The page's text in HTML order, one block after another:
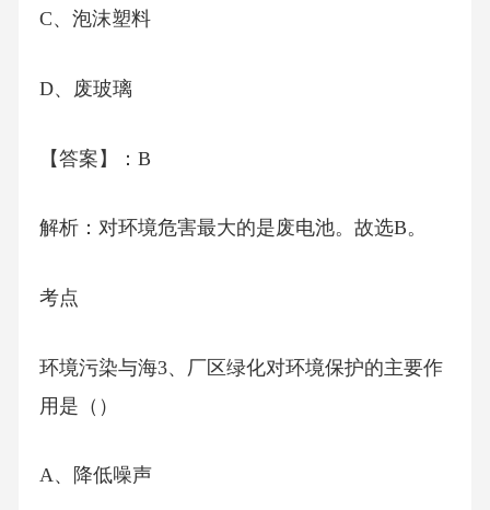
C、泡沫塑料
D、废玻璃
【答案】：B
解析：对环境危害最大的是废电池。故选B。
考点
环境污染与海3、厂区绿化对环境保护的主要作
用是（）
A、降低噪声